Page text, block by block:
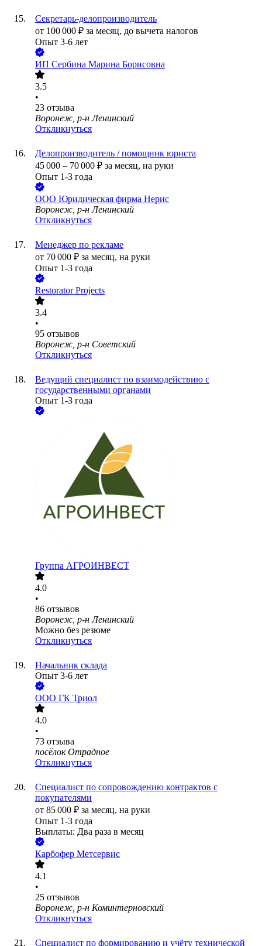
Секретарь-делопроизводитель
от 100 000 ₽ за месяц, до вычета налогов
Опыт 3-6 лет
ИП Сербина Марина Борисовна
3.5
•
23 отзыва
Воронеж, р-н Ленинский
Откликнуться
Делопроизводитель / помощник юриста
45 000 – 70 000 ₽ за месяц, на руки
Опыт 1-3 года
ООО Юридическая фирма Нерис
Воронеж, р-н Ленинский
Откликнуться
Менеджер по рекламе
от 70 000 ₽ за месяц, на руки
Опыт 1-3 года
Restorator Projects
3.4
•
95 отзывов
Воронеж, р-н Советский
Откликнуться
Ведущий специалист по взаимодействию с
государственными органами
Опыт 1-3 года
Группа АГРОИНВЕСТ
4.0
•
86 отзывов
Воронеж, р-н Ленинский
Можно без резюме
Откликнуться
Начальник склада
Опыт 3-6 лет
ООО ГК Триол
4.0
•
73 отзыва
посёлок Отрадное
Откликнуться
Специалист по сопровождению контрактов с
покупателями
от 85 000 ₽ за месяц, на руки
Опыт 1-3 года
Выплаты: Два раза в месяц
Карбофер Метсервис
4.1
•
25 отзывов
Воронеж, р-н Коминтерновский
Откликнуться
Специалист по формированию и учёту технической